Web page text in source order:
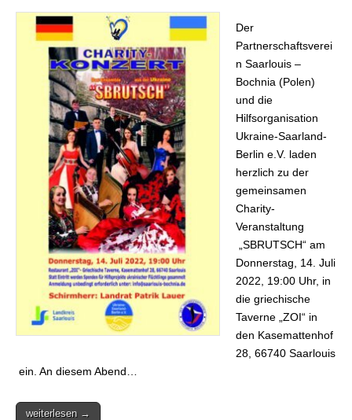
Der
Partnerschaftsverei
n Saarlouis –
Bochnia (Polen)
und die
Hilfsorganisation
Ukraine-Saarland-
Berlin e.V. laden
herzlich zu der
gemeinsamen
Charity-
Veranstaltung
„SBRUTSCH“ am
Donnerstag, 14. Juli
2022, 19:00 Uhr, in
die griechische
Taverne „ZOI“ in
den Kasemattenhof
28, 66740 Saarlouis
ein. An diesem Abend…
weiterlesen →